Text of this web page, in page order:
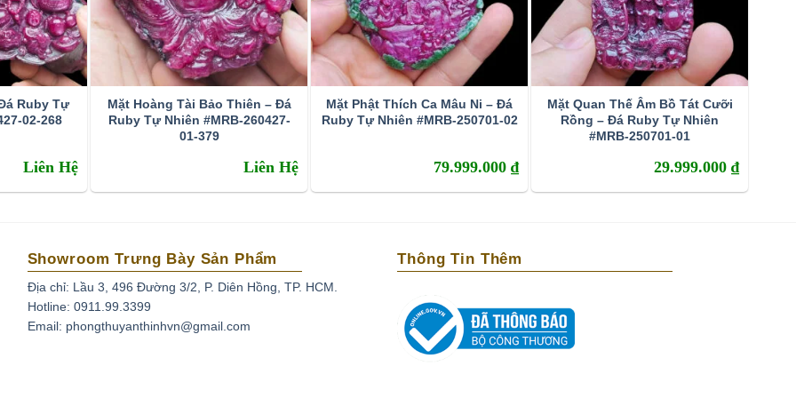
của Oxit nhôm với một lượng tạp chất Crôm nhất
này vô cùng quý hiếm và chúng sở hữu vẻ đẹp rực
là đá Ruby những loại oxit có màu khác được gọi là
vì vậy, loại đá này được sản xuất nhân tạo nhiều và
và hiệu ứng quang học đặc biệt và rất được yêu
trên bề mặt.
khi chiếu đèn pin.
Ruby Tự
02-268
Liên Hệ
Mặt Hoàng Tài Bảo Thiên – Đá
Ruby Tự Nhiên #MRB-260427-
01-379
Liên Hệ
Mặt Phật Thích Ca Mâu Ni – Đá
Ruby Tự Nhiên #MRB-250701-02
79.999.000 ₫
Mặt Quan Thế Âm Bồ Tát Cưỡi
Rồng – Đá Ruby Tự Nhiên
#MRB-250701-01
29.999.000 ₫
Showroom Trưng Bày Sản Phẩm
Địa chỉ: Lầu 3, 496 Đường 3/2, P. Diên Hồng, TP. HCM.
Hotline: 0911.99.3399
Email: phongthuyanthinhvn@gmail.com
Thông Tin Thêm